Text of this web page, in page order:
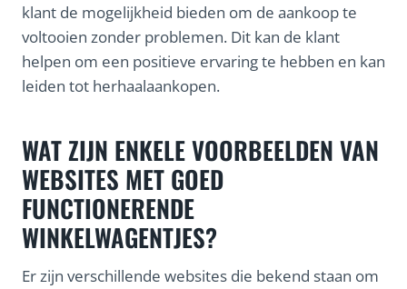
klant de mogelijkheid bieden om de aankoop te
voltooien zonder problemen. Dit kan de klant
helpen om een positieve ervaring te hebben en kan
leiden tot herhaalaankopen.
WAT ZIJN ENKELE VOORBEELDEN VAN
WEBSITES MET GOED
FUNCTIONERENDE
WINKELWAGENTJES?
Er zijn verschillende websites die bekend staan om